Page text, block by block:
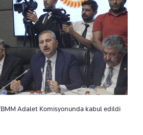
Adalet Komisyonunda kabul edildi